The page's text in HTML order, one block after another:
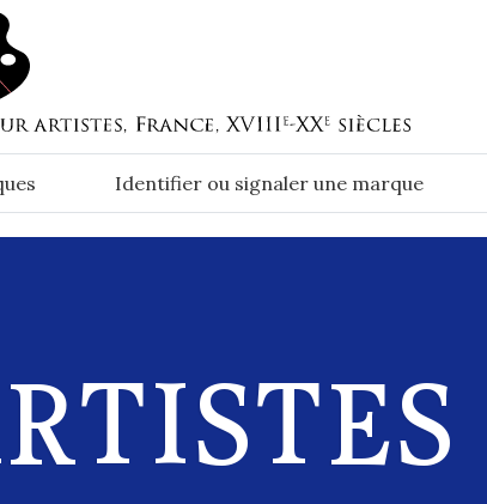
Identifier ou signaler une marque